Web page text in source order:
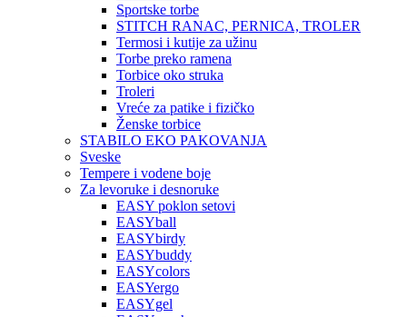
Sportske torbe
STITCH RANAC, PERNICA, TROLER
Termosi i kutije za užinu
Torbe preko ramena
Torbice oko struka
Troleri
Vreće za patike i fizičko
Ženske torbice
STABILO EKO PAKOVANJA
Sveske
Tempere i vodene boje
Za levoruke i desnoruke
EASY poklon setovi
EASYball
EASYbirdy
EASYbuddy
EASYcolors
EASYergo
EASYgel